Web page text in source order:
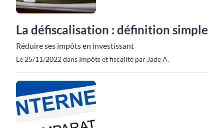
La défiscalisation : définition simple
Réduire ses impôts en investissant
Le 25/11/2022 dans Impôts et fiscalité par Jade A.